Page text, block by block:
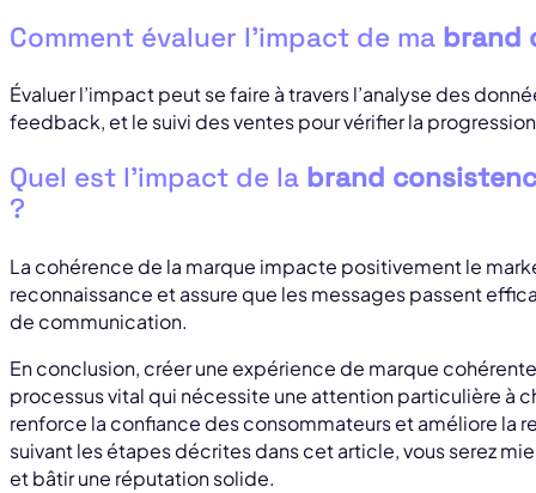
Comment évaluer l’impact de ma brand
Évaluer l’impact peut se faire à travers l’analyse des
feedback, et le suivi des ventes pour vérifier la
Quel est l’impact de la brand
?
La cohérence de la marque impacte positivement le
reconnaissance et assure que les messages passent
de communication.
En conclusion, créer une expérience de marque
processus vital qui nécessite une attention particulière à
renforce la confiance des consommateurs et améliore la
suivant les étapes décrites dans cet article, vous serez
et bâtir une réputation solide.